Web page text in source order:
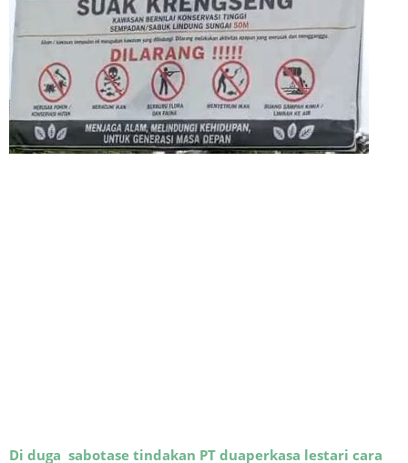
Di duga sabotase tindakan PT duaperkasa lestari cara